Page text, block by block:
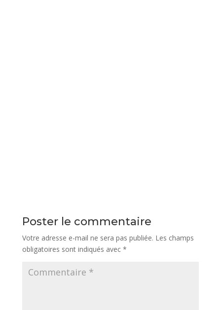
Poster le commentaire
Votre adresse e-mail ne sera pas publiée. Les champs
obligatoires sont indiqués avec *